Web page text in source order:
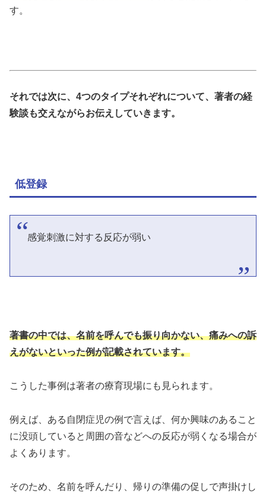
す。
それでは次に、 4つのタイプそれぞれについて、著者の経
験談も交えながらお伝えしていきます。
低登録
感覚刺激に対する反応が弱い
著書の中では、名前を呼んでも振り向かない、痛みへの訴
えがないといった例が記載されています。
こうした事例は著者の療育現場にも見られます。
例えば、ある自閉症児の例で言えば、何か興味のあること
に没頭していると周囲の音などへの反応が弱くなる場合が
よくあります。
そのため、名前を呼んだり、帰りの準備の促しで声掛けし